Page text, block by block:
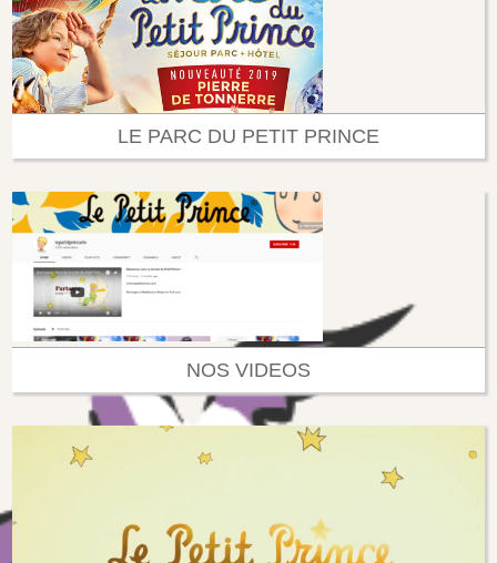
LE PARC DU PETIT PRINCE
NOS VIDEOS